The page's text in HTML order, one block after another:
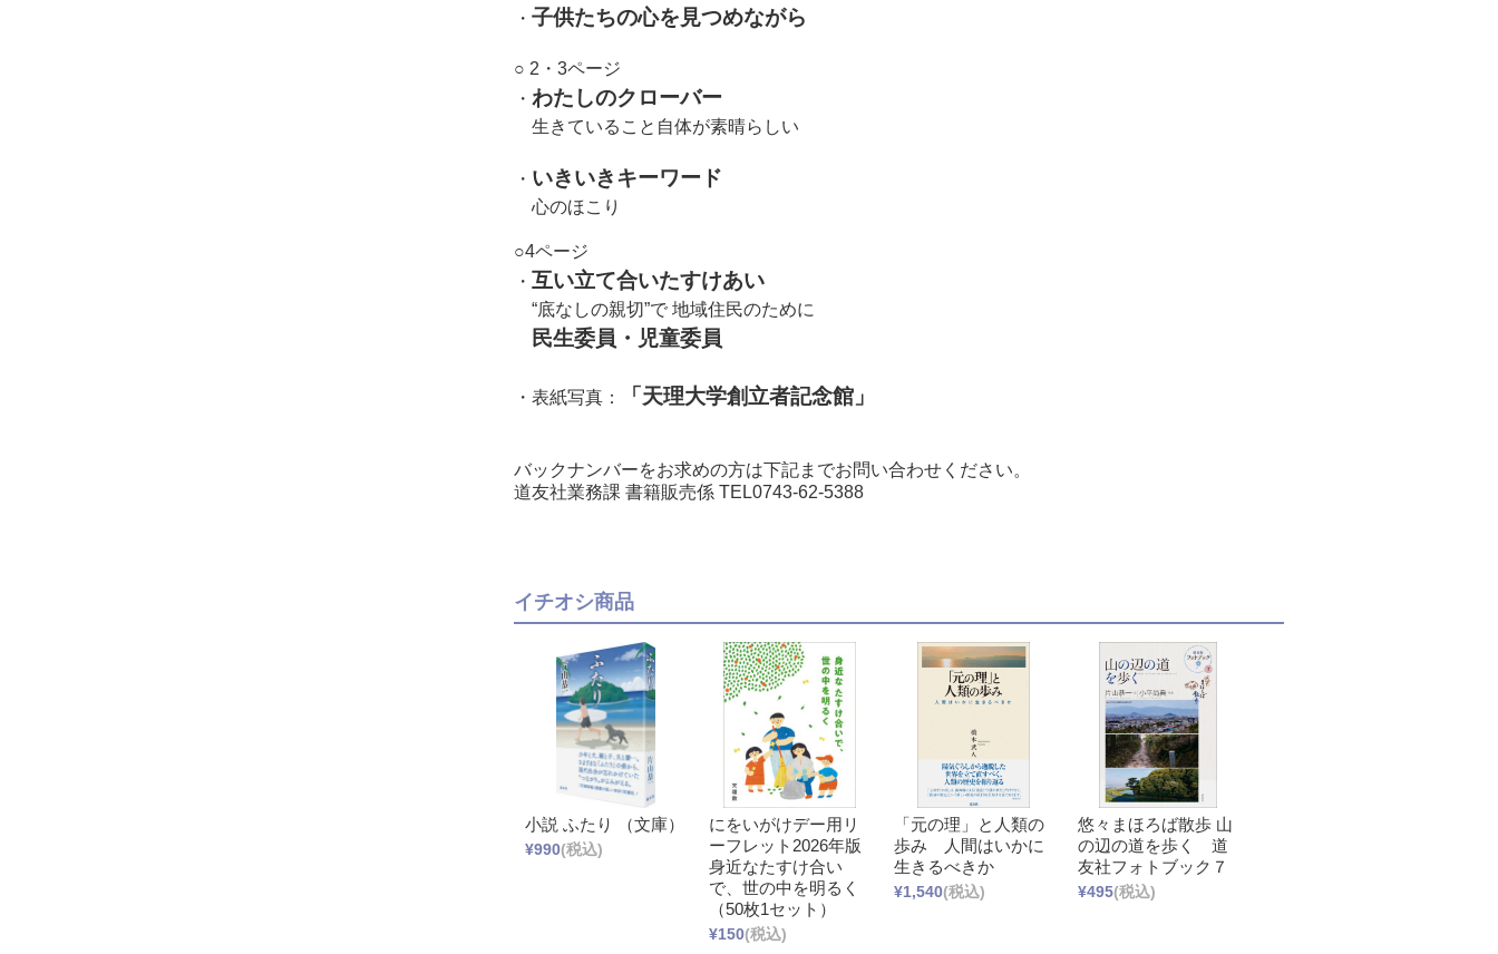
・ 子供たちの心を見つめながら
○ 2・3ページ
・ わたしのクローバー
生きていること自体が素晴らしい
・ いきいきキーワード
心のほこり
○4ページ
・ 互い立て合いたすけあい
“底なしの親切”で 地域住民のために
民生委員・児童委員
・表紙写真： 「天理大学創立者記念館」
バックナンバーをお求めの方は下記までお問い合わせください。
道友社業務課 書籍販売係 TEL0743-62-5388
イチオシ商品
小説 ふたり （文庫）
¥990(税込)
にをいがけデー用リ
ーフレット2026年版
身近なたすけ合い
で、世の中を明るく
（50枚1セット）
¥150(税込)
「元の理」と人類の
歩み 人間はいかに
生きるべきか
¥1,540(税込)
悠々まほろば散歩 山
の辺の道を歩く 道
友社フォトブック７
¥495(税込)